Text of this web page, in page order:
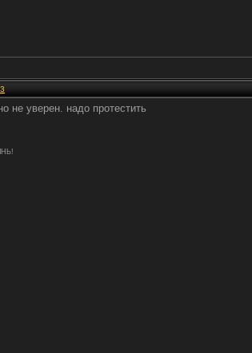
не уверен. надо протестить